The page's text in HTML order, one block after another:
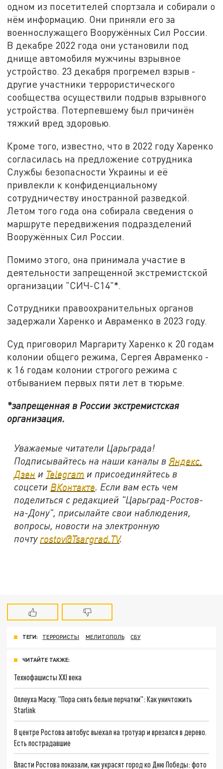
одном из посетителей спортзала и собирали о
нём информацию. Они приняли его за
военнослужащего Вооружённых Сил России.
В декабре 2022 года они установили под
днище автомобиля мужчины взрывное
устройство. 23 декабря прогремел взрыв -
другие участники террористического
сообщества осуществили подрыв взрывного
устройства. Потерпевшему был причинён
тяжкий вред здоровью.
Кроме того, известно, что в 2022 году Харенко
согласилась на предложение сотрудника
Службы безопасности Украины и её
привлекли к конфиденциальному
сотрудничеству иностранной разведкой.
Летом того года она собирала сведения о
маршруте передвижения подразделений
Вооружённых Сил России.
Помимо этого, она принимала участие в
деятельности запрещенной экстремистской
организации "СИЧ-С14"*.
Сотрудники правоохранительных органов
задержали Харенко и Авраменко в 2023 году.
Суд приговорил Маргариту Харенко к 20 годам
колонии общего режима, Сергея Авраменко -
к 16 годам колонии строгого режима с
отбыванием первых пяти лет в тюрьме.
*запрещенная в России экстремистская
организация.
Уважаемые читатели Царьграда!
Подписывайтесь на наши каналы вЯндекс.
Дзен и Telegram и присоединяйтесь в
соцсети ВКонтакте. Если вам есть чем
поделиться с редакцией "Царьград-Ростов-
на-Дону", присылайте свои наблюдения,
вопросы, новости на электронную
почту rostov@Tsargrad.ТV.
ТЕГИ: ТЕРРОРИСТЫ МЕЛИТОПОЛЬ СБУ
ЧИТАЙТЕ ТАКЖЕ:
Технофашисты XXI века
Оплеуха Маску. "Пора снять белые перчатки": Как уничтожить
Starlink
В центре Ростова автобус выехал на тротуар и врезался в дерево.
Есть пострадавшие
Власти Ростова показали, как украсят город ко Дню Победы: фото